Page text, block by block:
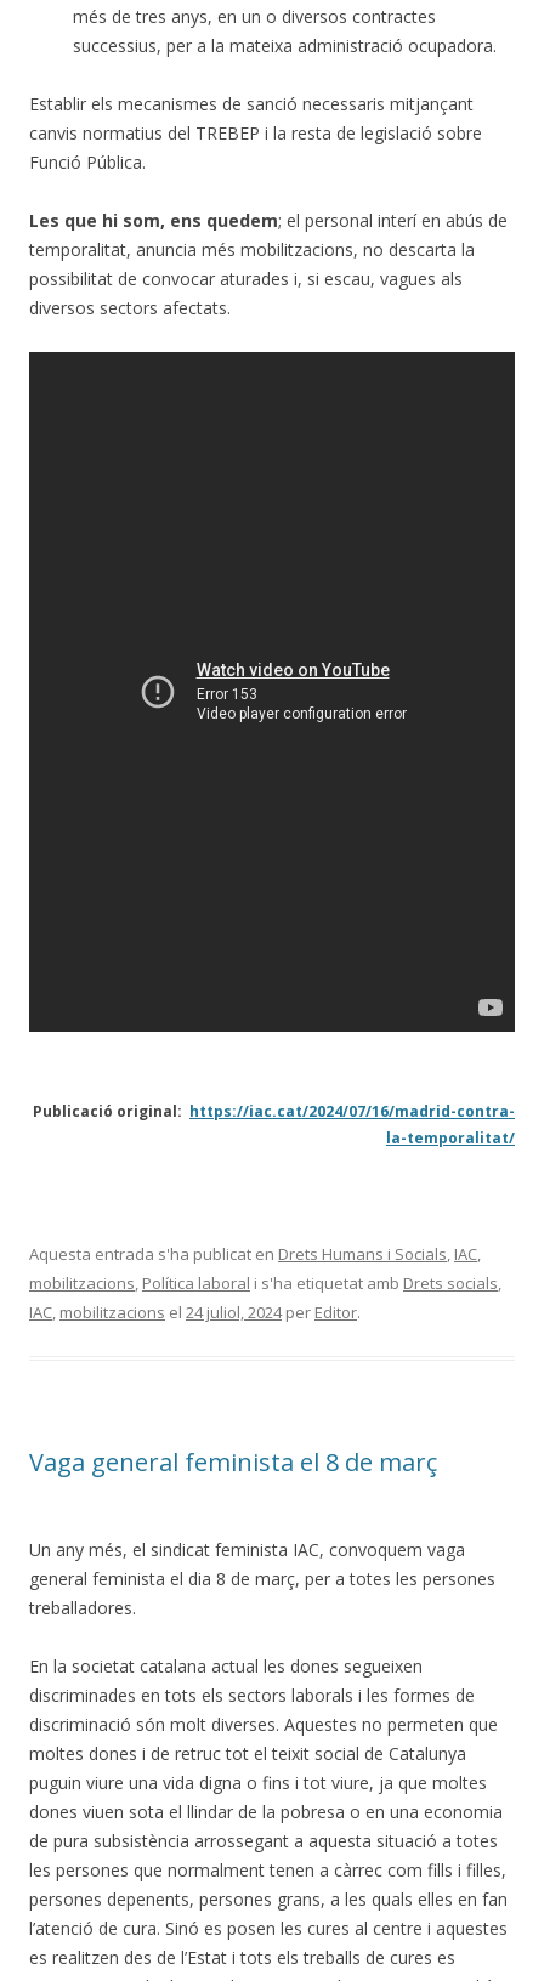
més de tres anys, en un o diversos contractes
successius, per a la mateixa administració ocupadora.
Establir els mecanismes de sanció necessaris mitjançant
canvis normatius del TREBEP i la resta de legislació sobre
Funció Pública.
Les que hi som, ens quedem; el personal interí en abús de
temporalitat, anuncia més mobilitzacions, no descarta la
possibilitat de convocar aturades i, si escau, vagues als
diversos sectors afectats.
Publicació original: https://iac.cat/2024/07/16/madrid-contra-
la-temporalitat/
Aquesta entrada s'ha publicat en Drets Humans i Socials IAC
mobilitzacions Política laboral i s'ha etiquetat amb Drets socials
IAC mobilitzacions el 24 juliol, 2024per Editor.
Vaga general feminista el 8 de març
Un any més, el sindicat feminista IAC, convoquem vaga
general feminista el dia 8 de març, per a totes les persones
treballadores.
En la societat catalana actual les dones segueixen
discriminades en tots els sectors laborals i les formes de
discriminació són molt diverses. Aquestes no permeten que
moltes dones i de retruc tot el teixit social de Catalunya
puguin viure una vida digna o fins i tot viure, ja que moltes
dones viuen sota el llindar de la pobresa o en una economia
de pura subsistència arrossegant a aquesta situació a totes
les persones que normalment tenen a càrrec com fills i filles,
persones depenents, persones grans, a les quals elles en fan
l’atenció de cura. Sinó es posen les cures al centre i aquestes
es realitzen des de l’Estat i tots els treballs de cures es